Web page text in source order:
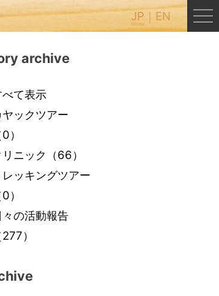
JP EN
archive
べて表示
ヤックツアー
0）
リニック
（66）
レッキングツアー
0）
々の活動報告
277）